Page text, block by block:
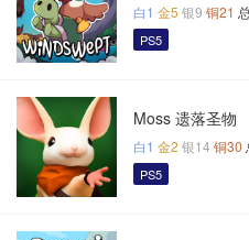
白1 金5 银9 铜21
PS5
Moss 遗落圣物
白1 金2 银14 铜30
PS5